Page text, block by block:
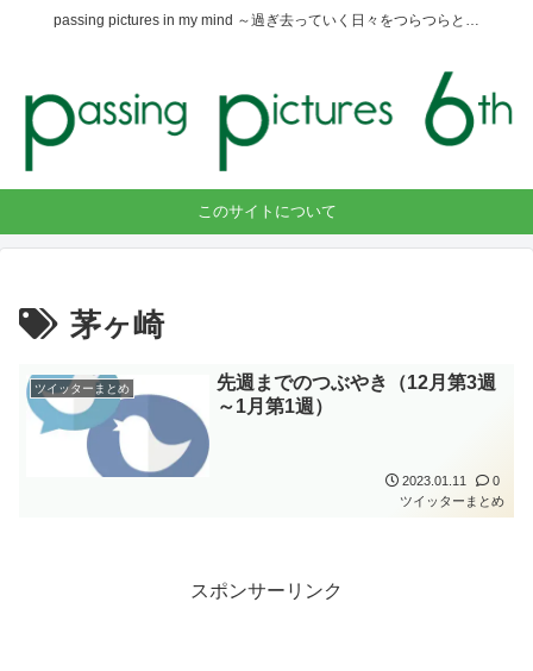
passing pictures in my mind ～過ぎ去っていく日々をつらつらと…
このサイトについて
茅ヶ崎
ツイッターまとめ
先週までのつぶやき（12月第3週
～1月第1週）
2023.01.11
0
ツイッターまとめ
スポンサーリンク